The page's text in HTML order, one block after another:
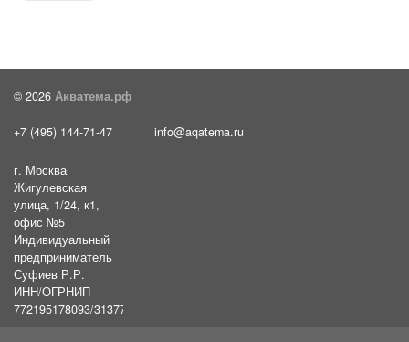
© 2026 Акватема.рф
+7 (495) 144-71-47 info@aqatema.ru
г. Москва
Жигулевская
улица, 1/24, к1,
офис №5
Индивидуальный
предприниматель
Суфиев Р.Р.
ИНН/ОГРНИП
772195178093/31377461610054